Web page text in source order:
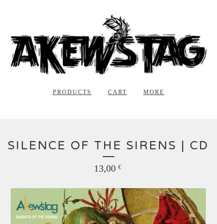
PRODUCTS CART MORE
SILENCE OF THE SIRENS | CD
13,00 €